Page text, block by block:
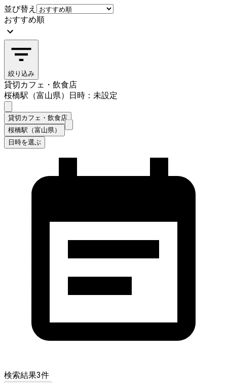
並び替え
おすすめ順
絞り込み
貸切カフェ・飲食店
桜橋駅（富山県）
日時：未設定
貸切カフェ・飲食店
桜橋駅（富山県）
日時を選ぶ
検索結果3件